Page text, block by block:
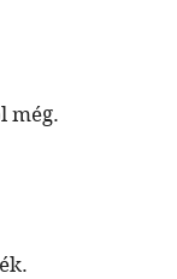
még.